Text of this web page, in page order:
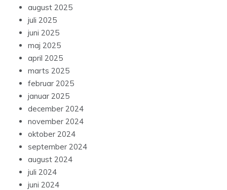
august 2025
juli 2025
juni 2025
maj 2025
april 2025
marts 2025
februar 2025
januar 2025
december 2024
november 2024
oktober 2024
september 2024
august 2024
juli 2024
juni 2024